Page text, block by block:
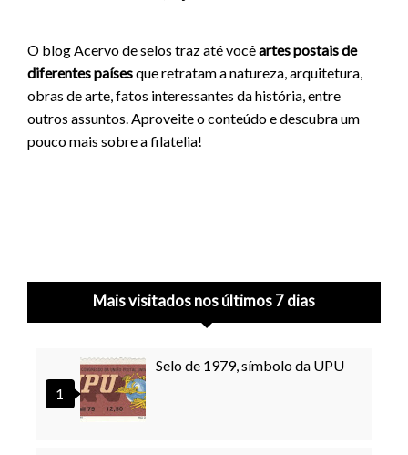
O blog Acervo de selos traz até vocêartes postais de
diferentes paísesque retratam a natureza, arquitetura,
obras de arte, fatos interessantes da história, entre
outros assuntos. Aproveite o conteúdo e descubra um
pouco mais sobre a filatelia!
Mais visitados nos últimos 7 dias
Selo de 1979, símbolo da UPU